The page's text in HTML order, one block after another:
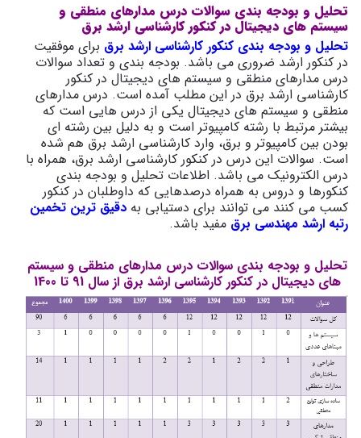
تحلیل و بودجه بندی سوالات درس مدارهای منطقی و
سیستم های دیجیتال در کنکور کارشناسی ارشد برق
تحلیل و بودجه بندی کنکور کارشناسی ارشد برق برای موفقیت
در کنکور ارشد ضروری می باشد. بودجه بندی و تعداد سوالات
درس مدارهای منطقی و سیستم های دیجیتال در کنکور
کارشناسی ارشد برق در این مطلب آمده است. درس مدارهای
منطقی و سیستم های دیجیتال یکی از درس هایی است که
بیشتر مرتبط با رشته کامپیوتر است و به دلیل بین رشته ای
بودن بین کامپیوتر و برق، وارد کارشناسی ارشد برق هم شده
است. سوالات این درس در کنکور کارشناسی ارشد برق، همراه با
درس الکترونیک می باشد. اطلاعات تحلیل و بودجه بندی
کنکورها و دروس به همراه درصدهایی که داوطلبان در کنکور
کسب می کنند می توانند برای دستیابی به دقیق ترین تخمین
رتبه ارشد مهندسی برق مفید باشد.
تحلیل و بودجه بندی سوالات درس مدارهای منطقی و سیستم
های دیجیتال در کنکور کارشناسی ارشد برق از سال 91 تا 1400